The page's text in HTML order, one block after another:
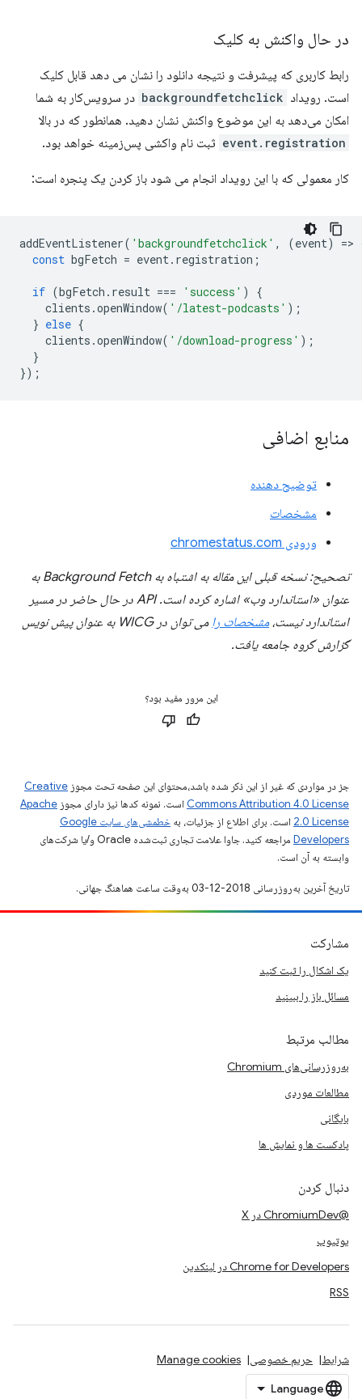
در حال واکنش به کلیک
رابط کاربری که پیشرفت و نتیجه دانلود را نشان می دهد قابل کلیک
است. رویداد backgroundfetchclick در سرویس‌کار به شما
امکان می‌دهد به این موضوع واکنش نشان دهید. همانطور که در بالا
event.registration ثبت نام واکشی پس‌زمینه خواهد بود.
کار معمولی که با این رویداد انجام می شود باز کردن یک پنجره است:
addEventListener( 'backgroundfetchclick' , (event) =>
const bgFetch = event. registration ;
if (bgFetch . result === 'success' )
{
clients .openWindow( '/latest-podcasts' );
} else {
clients .openWindow( '/download-progress' );
}
});
منابع اضافی
توضیح دهنده
مشخصات
ورودی chromestatus.com
تصحیح: نسخه قبلی این مقاله به اشتباه به Background Fetch به
عنوان «استاندارد وب» اشاره کرده است. API در حال حاضر در مسیر
استاندارد نیست، مشخصات را
می توان در WICG به عنوان پیش نویس
گزارش گروه جامعه یافت.
این مرور مفید بود؟
جز در مواردی که غیر از این ذکر شده باشد،‌محتوای این صفحه تحت مجوز Creative
Commons Attribution 4.0 License است. نمونه کدها نیز دارای مجوز Apache
2.0 License است. برای اطلاع از جزئیات، به
خطمشی‌های سایت Google
Developers‏
مراجعه کنید. جاوا علامت تجاری ثبت‌شده Oracle و/یا شرکت‌های
وابسته به آن است.
تاریخ آخرین به‌روزرسانی 2018-12-03 به‌وقت ساعت هماهنگ جهانی.
مشارکت
یک اشکال را ثبت کنید
مسائل باز را ببینید
مطالب مرتبط
به‌روزرسانی‌های Chromium
مطالعات موردی
بایگانی
پادکست ها و نمایش ها
دنبال کردن
@ChromiumDev در X
یوتیوب
Chrome for Developers در لینکدین
RSS
شرایط حریم خصوصی Manage cookies